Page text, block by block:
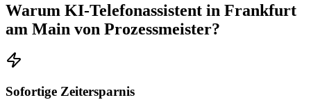
Warum KI-Telefonassistent in Frankfurt
am Main von Prozessmeister?
Sofortige Zeitersparnis